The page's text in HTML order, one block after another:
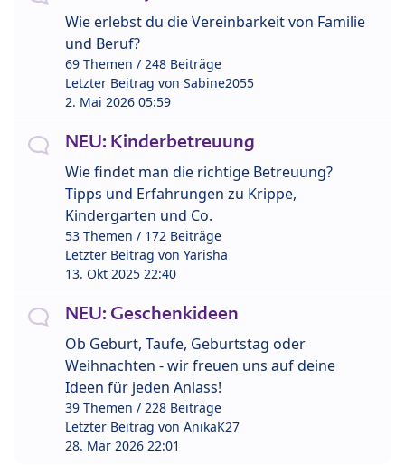
Wie erlebst du die Vereinbarkeit von Familie
und Beruf?
69 Themen / 248 Beiträge
Letzter Beitrag von Sabine2055
2. Mai 2026 05:59
NEU: Kinderbetreuung
Wie findet man die richtige Betreuung?
Tipps und Erfahrungen zu Krippe,
Kindergarten und Co.
53 Themen / 172 Beiträge
Letzter Beitrag von Yarisha
13. Okt 2025 22:40
NEU: Geschenkideen
Ob Geburt, Taufe, Geburtstag oder
Weihnachten - wir freuen uns auf deine
Ideen für jeden Anlass!
39 Themen / 228 Beiträge
Letzter Beitrag von AnikaK27
28. Mär 2026 22:01